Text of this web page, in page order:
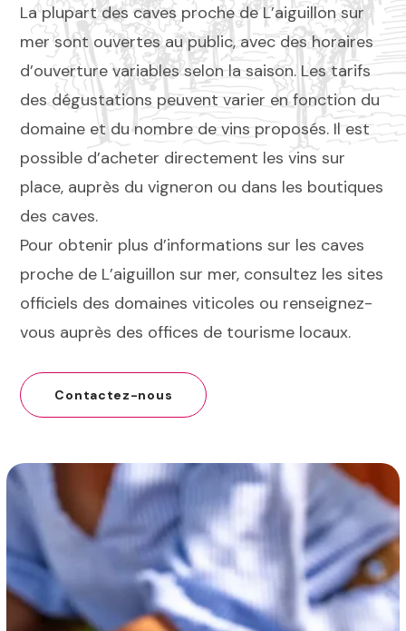
La plupart des caves proche de L’aiguillon sur
mer sont ouvertes au public, avec des horaires
d’ouverture variables selon la saison. Les tarifs
des dégustations peuvent varier en fonction du
domaine et du nombre de vins proposés. Il est
possible d’acheter directement les vins sur
place, auprès du vigneron ou dans les boutiques
des caves.
Pour obtenir plus d’informations sur les caves
proche de L’aiguillon sur mer, consultez les sites
officiels des domaines viticoles ou renseignez-
vous auprès des offices de tourisme locaux.
Contactez-nous